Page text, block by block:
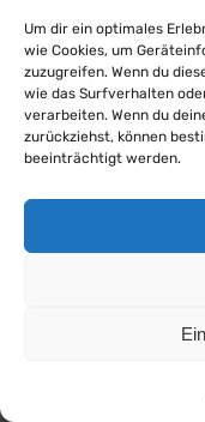
Um dir ein optimales
wie Cookies, um
zuzugreifen. Wenn du
wie das Surfverhalten
verarbeiten. Wenn du
zurückziehst, können
beeinträchtigt werden.